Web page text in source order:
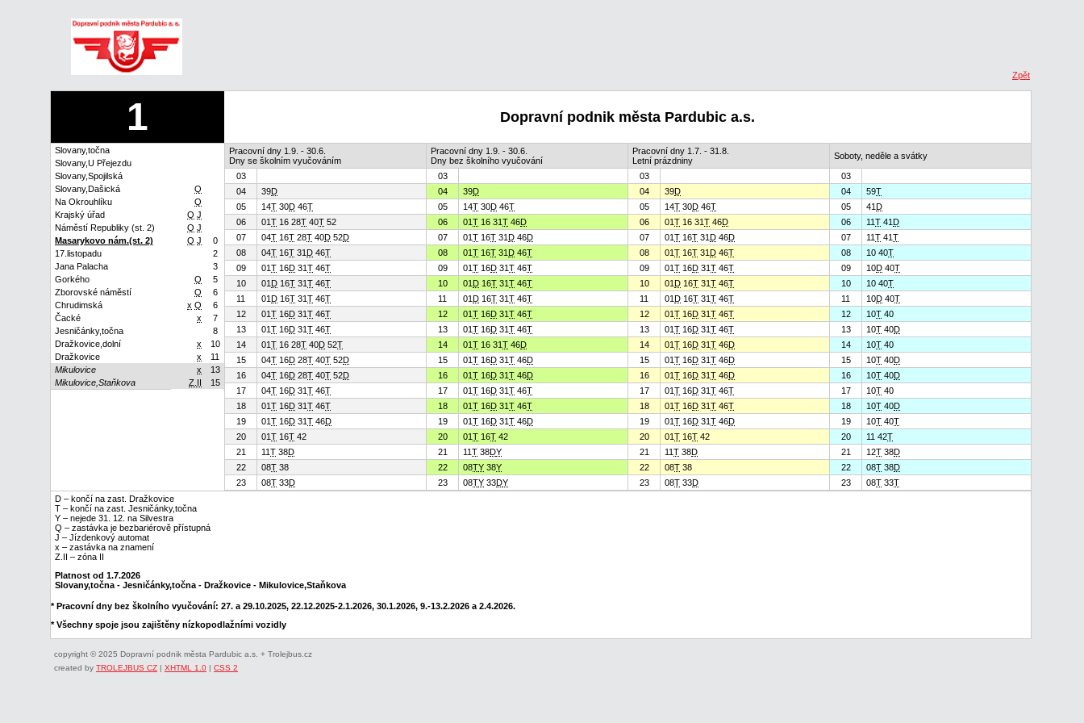
Zpět
1 Dopravní podnik města Pardubic a.s.
Slovany,točna
Slovany,U Přejezdu
Slovany,Spojilská
Slovany,Dašická
Q
Na Okrouhlíku
Q
Krajský úřad
Q J
Náměstí Republiky (st. 2)
Q J
Masarykovo nám.(st. 2)
Q J
0
17.listopadu
2
Jana Palacha
3
Gorkého
Q
5
Zborovské náměstí
Q
6
Chrudimská
x Q
6
Čacké
x
7
Jesničánky,točna
8
Dražkovice,dolní
x
10
Dražkovice
x
11
Mikulovice
x
13
Mikulovice,Staňkova
Z.II 15
Pracovní dny 1.9. - 30.6.
Dny se školním vyučováním
Pracovní dny 1.9. - 30.6.
Dny bez školního vyučování
Pracovní dny 1.7. - 31.8.
Letní prázdniny
Soboty, neděle a svátky
03 03 03
03
04
39D 04 39D 04 39D 04 59T
05
14T 30D 46T 05 14T 30D 46T 05 14T 30D 46T 05 41D
06
01T 16 28T 40T 52 06 01T 16 31T 46D 06 01T 16 31T 46D 06 11T 41D
07
04T 16T 28T 40D 52D 07 01T 16T 31D 46D 07 01T 16T 31D 46D 07 11T 41T
08
04T 16T 31 D 46T 08 01T 16T 31D 46T 08 01T 16T 31D 46T 08 10 40T
09
01T 16D 31T 46T 09 01T 16D 31T 46T 09 01T 16D 31T 46T 09 10D 40T
10
01 D 16T 31T 46T 10 01D 16T 31T 46T 10 01D 16T 31T 46T 10 10 40T
11
01D 16T 31T 46T 11 01D 16T 31T 46T 11 01D 16T 31T 46T 11 10D 40T
12
01T 16D 31T 46T 12 01T 16D 31T 46T 12 01T 16D 31T 46T 12 10T 40
13
01T 16D 31T 46T 13 01T 16D 31T 46T 13 01T 16D 31T 46T 13 10T 40D
14
01T 16 28T 40D 52T 14 01T 16 31T 46D 14 01T 16D 31T 46D 14 10T 40
15
04T 16D 28T 40T 52D 15 01T 16D 31T 46D 15 01T 16D 31T 46D 15 10T 40D
16
04T 16D 28T 40T 52D 16 01T 16D 31T 46D 16 01T 16D 31T 46D 16 10T 40D
17
04T 16D 31T 46T 17 01T 16D 31T 46T 17 01T 16D 31T 46T 17 10T 40
18
01T 16D 31T 46T 18 01T 16D 31T 46T 18 01T 16D 31T 46T 18 10T 40D
19
01T 16D 31T 46D 19 01T 16D 31T 46D 19 01T 16D 31T 46D 19 10T 40T
20
01T 16T 42 20 01T 16T 42 20 01T 16T 42 20 11 42T
21
11T 38D 21 11T 38DY 21 11T 38D 21 12T 38D
22
08T 38 22 08TY 38Y 22 08T 38 22 08T 38D
23
08T 33D 23 08TY 33DY 23 08T 33D 23 08T 33T
D – končí na zast. Dražkovice
T – končí na zast. Jesničánky,točna
Y – nejede 31. 12. na Silvestra
Q – zastávka je bezbariérově přístupná
J – Jízdenkový automat
x – zastávka na znamení
Z.II – zóna II
Platnost od 1.7.2026
Slovany,točna - Jesničánky,točna - Dražkovice - Mikulovice,Staňkova
* Pracovní dny bez školního vyučování: 27. a 29.10.2025, 22.12.2025-2.1.2026, 30.1.2026, 9.-13.2.2026 a 2.4.2026.
* Všechny spoje jsou zajištěny nízkopodlažními vozidly
copyright © 2025 Dopravní podnik města Pardubic a.s. + Trolejbus.cz
created by TROLEJBUS CZ | XHTML 1.0 | CSS 2